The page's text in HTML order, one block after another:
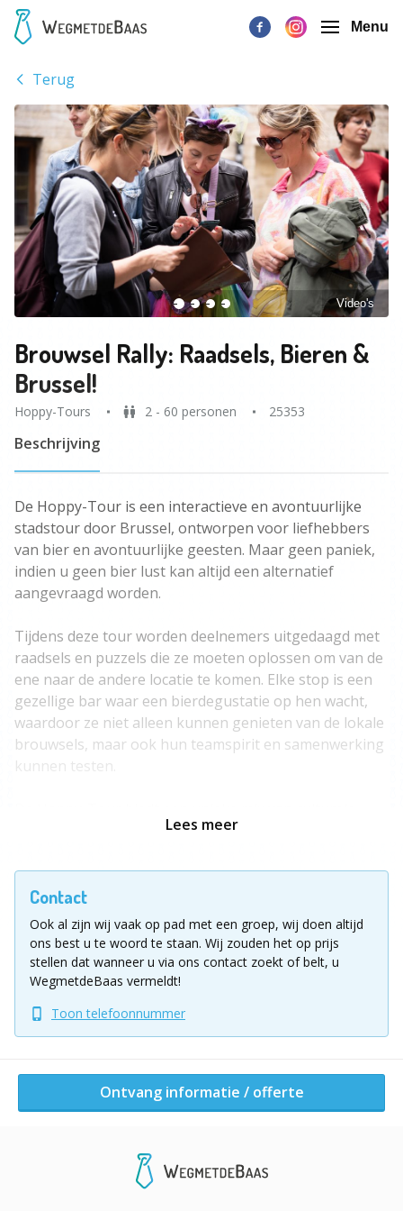
Menu
Terug
Video's
Brouwsel Rally: Raadsels, Bieren &
Brussel!
Hoppy-Tours 2 - 60 personen 25353
Beschrijving
De Hoppy-Tour is een interactieve en avontuurlijke
stadstour door Brussel, ontworpen voor liefhebbers
van bier en avontuurlijke geesten. Maar geen paniek,
indien u geen bier lust kan altijd een alternatief
aangevraagd worden.
Tijdens deze tour worden deelnemers uitgedaagd met
raadsels en puzzels die ze moeten oplossen om van de
ene naar de andere locatie te komen. Elke stop is een
gezellige bar waar een bierdegustatie op hen wacht,
waardoor ze niet alleen kunnen genieten van de lokale
brouwsels, maar ook hun teamspirit en samenwerking
kunnen testen.
verkenning, spelplezier en de kans om nieuwe bieren
Belgische hoofdstad.
Vul voor meer informatie of een vrijblijvende
offerte het aanvraagformulier in!
Ligging uitje
Lees meer
Contact
Ook al zijn wij vaak op pad met een groep, wij doen altijd
ons best u te woord te staan. Wij zouden het op prijs
stellen dat wanneer u via ons contact zoekt of belt, u
WegmetdeBaas vermeldt!
Toon telefoonnummer
Ontvang informatie / offerte